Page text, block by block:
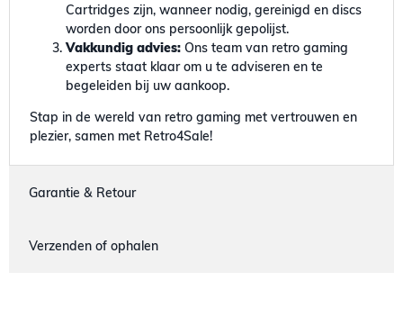
Cartridges zijn, wanneer nodig, gereinigd en discs
worden door ons persoonlijk gepolijst.
Vakkundig advies:Ons team van retro gaming
experts staat klaar om u te adviseren en te
begeleiden bij uw aankoop.
Stap in de wereld van retro gaming met vertrouwen en
plezier, samen met Retro4Sale!
Garantie & Retour
Verzenden of ophalen